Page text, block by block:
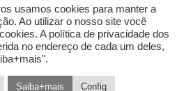
usamos cookies para manter a
Ao utilizar o nosso site você
A política de privacidade dos
no endereço de cada um deles,
Saiba+mais Config